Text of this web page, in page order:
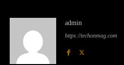
admin
https://techonmag.com